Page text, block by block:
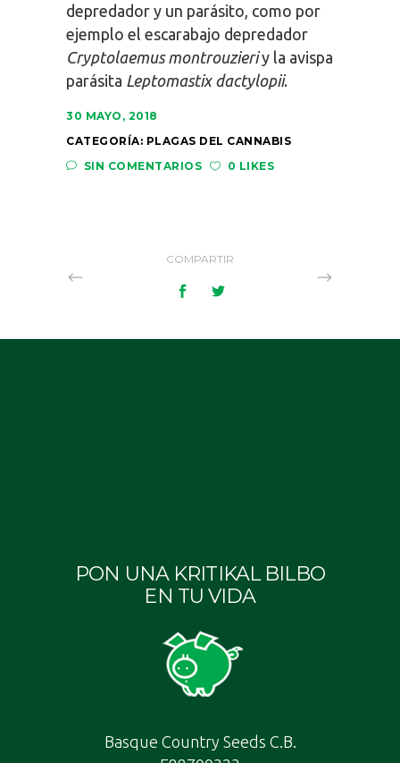
depredador y un parásito, como por
ejemplo el escarabajo depredador
Cryptolaemus montrouzieriy la avispa
parásita Leptomastix dactylopii.
30 MAYO, 2018
CATEGORÍA: PLAGAS DEL CANNABIS
SIN COMENTARIOS
0 LIKES
COMPARTIR
PON UNA KRITIKAL BILBO
EN TU VIDA
Basque Country Seeds C.B.